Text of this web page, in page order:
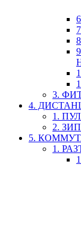
3.
4.
1.
2.
5.
1.